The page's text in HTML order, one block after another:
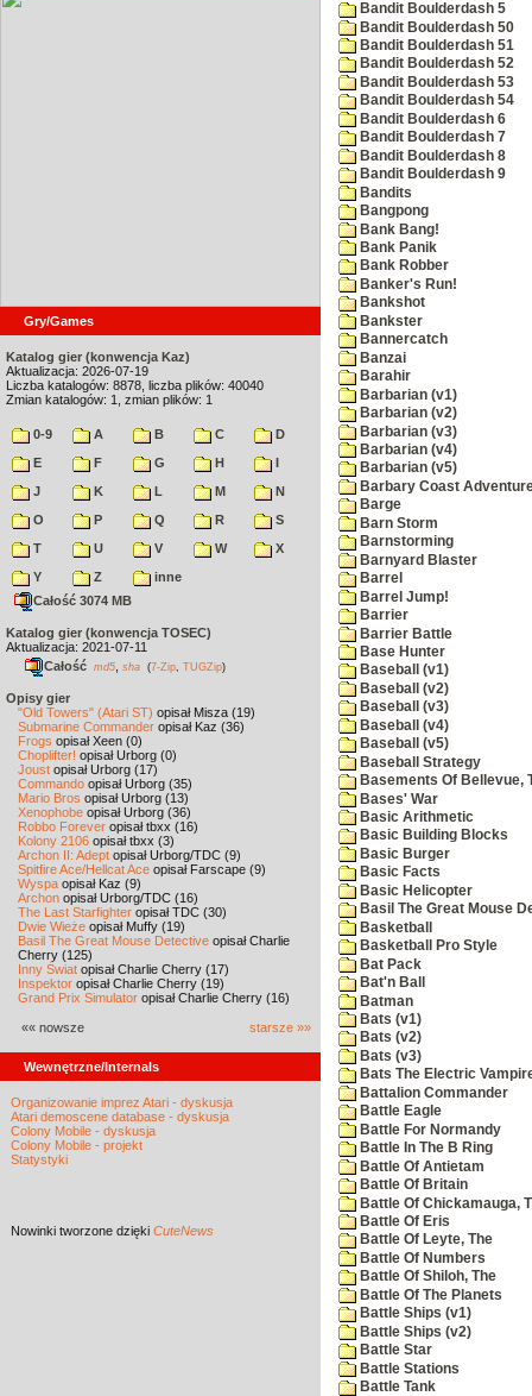
Gry/Games
Katalog gier (konwencja Kaz)
Aktualizacja: 2026-07-19
Liczba katalogów: 8878, liczba plików: 40040
Zmian katalogów: 1, zmian plików: 1
0-9 A B C
D
E
F G H
I
J
K L M
N
O
P Q R
S
T
U V W
X
Y
Z
inne
Całość 3074 MB
Katalog gier (konwencja TOSEC)
Aktualizacja: 2021-07-11
Całość md5 sha (7-Zip TUGZip)
Opisy gier
"Old Towers" (Atari ST) opisał Misza (19)
Submarine Commander opisał Kaz (36)
Frogs opisał Xeen (0)
Choplifter! opisał Urborg (0)
Joust opisał Urborg (17)
Commando opisał Urborg (35)
Mario Bros opisał Urborg (13)
Xenophobe opisał Urborg (36)
Robbo Forever opisał tbxx (16)
Kolony 2106 opisał tbxx (3)
Archon II: Adept opisał Urborg/TDC (9)
Spitfire Ace/Hellcat Ace opisał Farscape (9)
Wyspa opisał Kaz (9)
Archon opisał Urborg/TDC (16)
The Last Starfighter opisał TDC (30)
Dwie Wieże opisał Muffy (19)
Basil The Great Mouse Detective opisał Charlie
Cherry (125)
Inny Świat opisał Charlie Cherry (17)
Inspektor opisał Charlie Cherry (19)
Grand Prix Simulator opisał Charlie Cherry (16)
«« nowsze starsze »»
Wewnętrzne/Internals
Organizowanie imprez Atari - dyskusja
Atari demoscene database - dyskusja
Colony Mobile - dyskusja
Colony Mobile - projekt
Statystyki
Nowinki tworzone dzięki CuteNews
Bandit Boulderdash 5
Bandit Boulderdash 50
Bandit Boulderdash 51
Bandit Boulderdash 52
Bandit Boulderdash 53
Bandit Boulderdash 54
Bandit Boulderdash 6
Bandit Boulderdash 7
Bandit Boulderdash 8
Bandit Boulderdash 9
Bandits
Bangpong
Bank Bang!
Bank Panik
Bank Robber
Banker's Run!
Bankshot
Bankster
Bannercatch
Banzai
Barahir
Barbarian (v1)
Barbarian (v2)
Barbarian (v3)
Barbarian (v4)
Barbarian (v5)
Barbary Coast
Barge
Barn Storm
Barnstorming
Barnyard Blaster
Barrel
Barrel Jump!
Barrier
Barrier Battle
Base Hunter
Baseball (v1)
Baseball (v2)
Baseball (v3)
Baseball (v4)
Baseball (v5)
Baseball Strategy
Basements Of Bellevue,
Bases' War
Basic Arithmetic
Basic Building Blocks
Basic Burger
Basic Facts
Basic Helicopter
Basil The Great Mouse
Basketball
Basketball Pro Style
Bat Pack
Bat'n Ball
Batman
Bats (v1)
Bats (v2)
Bats (v3)
Bats The Electric
Battalion Commander
Battle Eagle
Battle For Normandy
Battle In The B Ring
Battle Of Antietam
Battle Of Britain
Battle Of Chickamauga,
Battle Of Eris
Battle Of Leyte, The
Battle Of Numbers
Battle Of Shiloh, The
Battle Of The Planets
Battle Ships (v1)
Battle Ships (v2)
Battle Star
Battle Stations
Battle Tank